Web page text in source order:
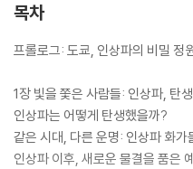
독자에게는 도쿄를 완전히 새로운
서다. 익숙한 도시를 낯선 예술의
이 제안하는 가장 매력적인 가치다.
목차
프롤로그: 도쿄, 인상파의 비밀 정
1장 빛을 쫓은 사람들: 인상파, 탄
인상파는 어떻게 탄생했을까?
같은 시대, 다른 운명: 인상파 화가
인상파 이후, 새로운 물결을 품은